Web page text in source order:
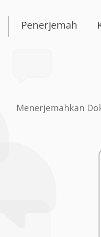
Penerjemah
Menerjemahkan